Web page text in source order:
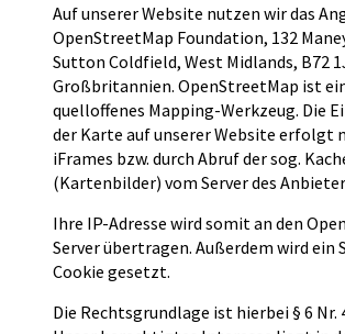
Auf unserer Website nutzen wir das
OpenStreetMap Foundation, 132
Sutton Coldfield, West Midlands, B72
Großbritannien. OpenStreetMap ist
quelloffenes Mapping-Werkzeug. Die
der Karte auf unserer Website erfolgt
iFrames bzw. durch Abruf der sog.
(Kartenbilder) vom Server des
Ihre IP-Adresse wird somit an den
Server übertragen. Außerdem wird ein
Cookie gesetzt.
Die Rechtsgrundlage ist hierbei § 6 Nr.